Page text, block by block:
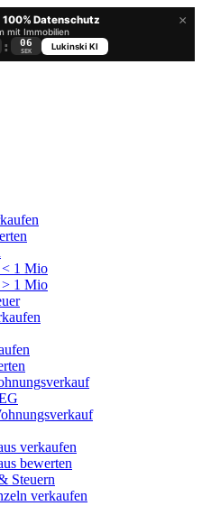
×
100% Datenschutz
mit Immobilien
: 05
SEK
Lukinski KI
< 1 Mio
> 1 Mio
verkaufen
bewerten
Steuern
verkaufen